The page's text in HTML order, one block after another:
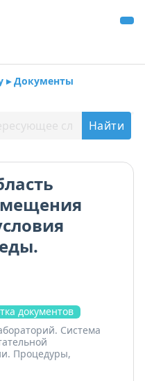
▸ Документы
документов
Система
Процедуры,